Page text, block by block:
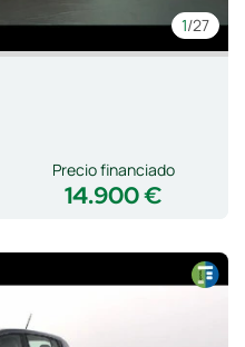
1/27
14.900 €
Precio financiado